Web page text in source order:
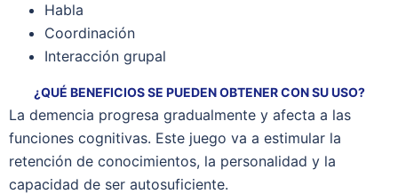
Habla
Coordinación
Interacción grupal
¿QUÉ BENEFICIOS SE PUEDEN OBTENER CON SU USO?
La demencia progresa gradualmente y afecta a las
funciones cognitivas. Este juego va a estimular la
retención de conocimientos, la personalidad y la
capacidad de ser autosuficiente.